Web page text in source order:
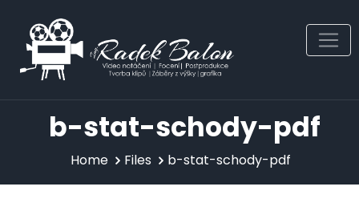
content
b-stat-schody-pdf
Home Files b-stat-schody-pdf